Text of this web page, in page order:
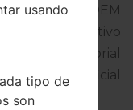
de MODEM
sistema operativo
Q 10. Tutorial
firmware oficial
usando
tipo de
son